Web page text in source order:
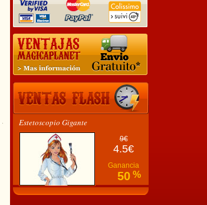
Estetoscopio Gigante
9€
4.5€
Ganancia
50 %